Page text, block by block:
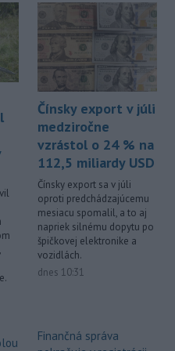
Čínsky export v júli
medziročne
vzrástol o 24 % na
112,5 miliardy USD
Čínsky export sa v júli
oproti predchádzajúcemu
mesiacu spomalil, a to aj
napriek silnému dopytu po
špičkovej elektronike a
vozidlách.
dnes 10:31
Finančná správa